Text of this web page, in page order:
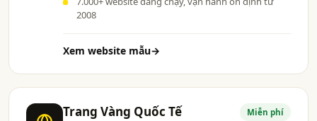
2008
Xem website mẫu→
Trang Vàng Quốc Tế Miễn phí